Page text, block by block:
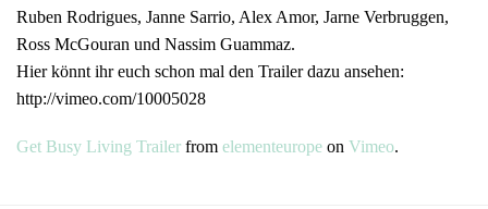
Ruben Rodrigues, Janne Sarrio, Alex Amor, Jarne Verbruggen,
Ross McGouran und Nassim Guammaz.
Hier könnt ihr euch schon mal den Trailer dazu ansehen:
http://vimeo.com/10005028
Get Busy Living Trailer from elementeurope on Vimeo.